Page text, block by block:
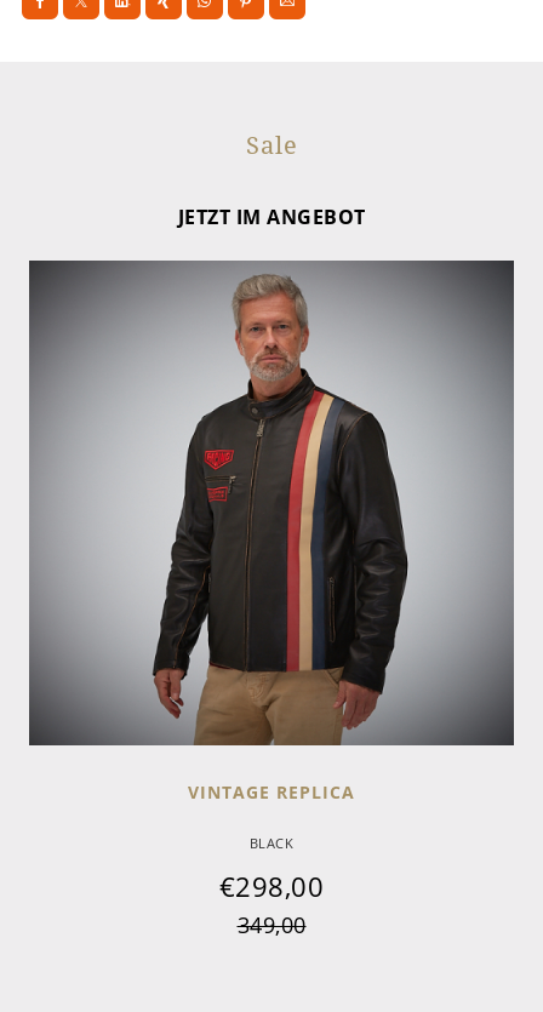
Sale
JETZT IM ANGEBOT
VINTAGE REPLICA
BLACK
€298,00
349,00